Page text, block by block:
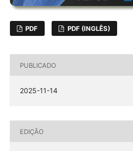
PDF PDF (INGLÊS)
PUBLICADO
2025-11-14
EDIÇÃO